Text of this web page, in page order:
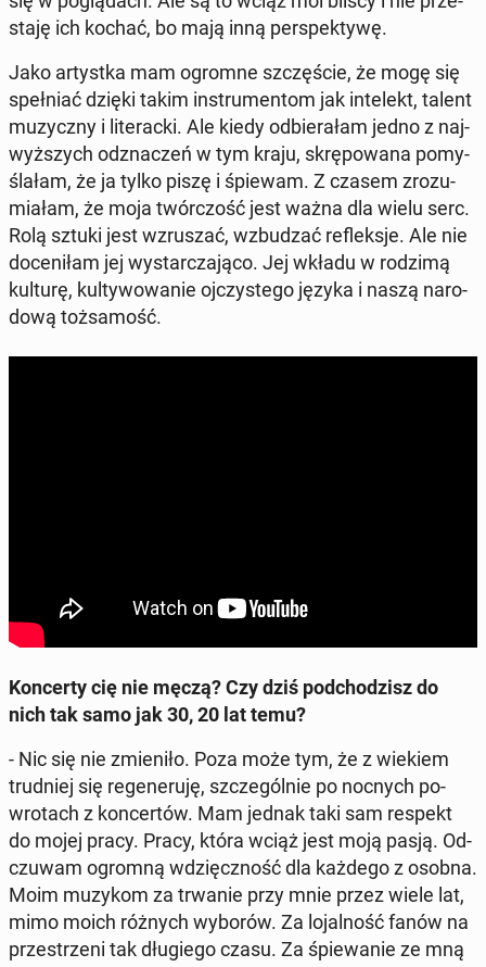
sta­ję ich kochać, bo mają inną per­spek­ty­wę.
Jako ar­tyst­ka mam ogromne szczę­ście, że mogę się
speł­niać dzięki takim in­stru­men­tom jak in­te­lekt, talent
mu­zycz­ny i li­te­rac­ki. Ale kiedy od­bie­ra­łam jedno z naj­
wyż­szych od­zna­czeń w tym kraju, skrę­po­wa­na po­my­
śla­łam, że ja tylko piszę i śpiewam. Z czasem zro­zu­
mia­łam, że moja twór­czość jest ważna dla wielu serc.
Rolą sztuki jest wzru­szać, wzbu­dzać re­flek­sje. Ale nie
do­ce­ni­łam jej wy­star­cza­ją­co. Jej wkładu w rodzimą
kulturę, kul­ty­wo­wa­nie oj­czy­ste­go języka i naszą na­ro­
do­wą toż­sa­mość.
Kon­cer­ty cię nie męczą? Czy dziś pod­cho­dzisz do
nich tak samo jak 30, 20 lat temu?
- Nic się nie zmie­ni­ło. Poza może tym, że z wiekiem
trud­niej się re­ge­ne­ru­ję, szcze­gól­nie po nocnych po­
wro­tach z kon­cer­tów. Mam jednak taki sam respekt
do mojej pracy. Pracy, która wciąż jest moją pasją. Od­
czu­wam ogromną wdzięcz­ność dla każdego z osobna.
Moim muzykom za trwanie przy mnie przez wiele lat,
mimo moich różnych wyborów. Za lo­jal­ność fanów na
prze­strze­ni tak dłu­gie­go czasu. Za śpie­wa­nie ze mną